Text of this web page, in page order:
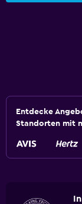
Entdecke
Standorten mit